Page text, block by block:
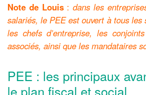
Note de Louis:dans les
salariés, le PEE est ouvert à tous les
les chefs d’entreprise, les
associés, ainsi que les mandataires
PEE : les principaux
le plan fiscal et social